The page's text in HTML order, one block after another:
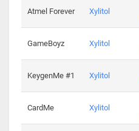
Atmel Forever Xylitol
GameBoyz Xylitol
KeygenMe #1 Xylitol
CardMe Xylitol